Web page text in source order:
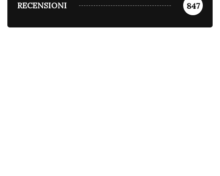
RECENSIONI 847